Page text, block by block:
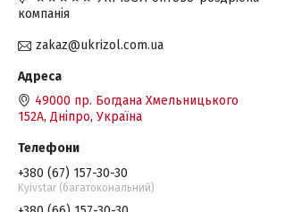
компанія
zakaz@ukrizol.com.ua
49000 пр. Богдана Хмельницького
152А, Дніпро, Україна
+380 (67) 157-30-30
Kyivstar (багатокональний)